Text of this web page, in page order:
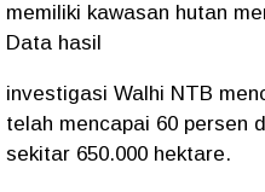
memiliki kawasan hutan
Data hasil
investigasi Walhi NTB
telah mencapai 60 persen
sekitar 650.000 hektare.